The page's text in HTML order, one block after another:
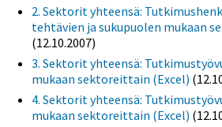
2. Sektorit yhteensä:
tehtävien ja sukupuolen mukaan
(12.10.2007)
3. Sektorit yhteensä:
mukaan sektoreittain (Excel)
4. Sektorit yhteensä:
mukaan sektoreittain (Excel)